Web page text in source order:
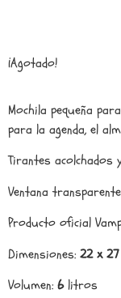
¡Agotado!
Mochila pequeña
para la agenda, el
Tirantes
Ventana
Producto oficial
Dimensiones: 22 x 27
Volumen: 6litros